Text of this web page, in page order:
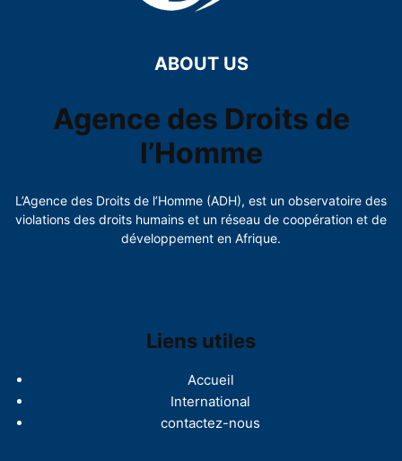
ABOUT US
Agence des Droits de
l’Homme
L’Agence des Droits de l’Homme (ADH), est un observatoire des
violations des droits humains et un réseau de coopération et de
développement en Afrique.
Liens utiles
Accueil
International
contactez-nous